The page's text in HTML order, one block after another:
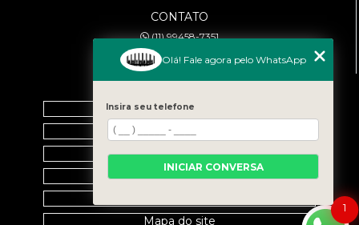
CONTATO
(11) 99458-7351
cursoabtrans@gmail.com
Home
Empresa
Galeria
Contato
Mapa do site
1
Olá! Fale agora pelo WhatsApp
Insira seu telefone
INICIAR CONVERSA